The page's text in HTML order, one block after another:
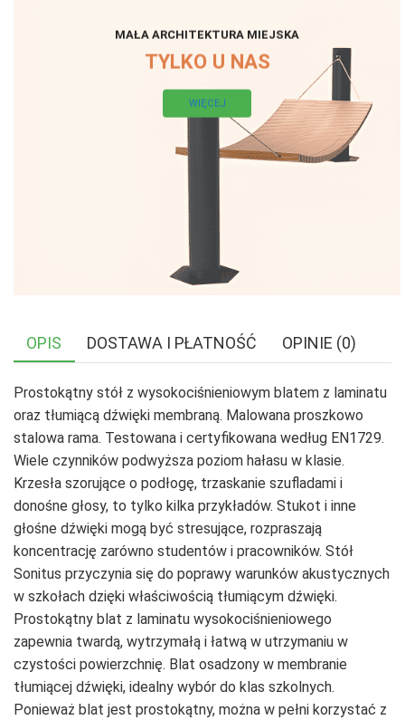
MAŁA ARCHITEKTURA MIEJSKA
TYLKO U NAS
WIĘCEJ
OPIS DOSTAWA I PŁATNOŚĆ OPINIE (0)
Prostokątny stół z wysokociśnieniowym blatem z laminatu
oraz tłumiącą dźwięki membraną. Malowana proszkowo
stalowa rama. Testowana i certyfikowana według EN1729.
Wiele czynników podwyższa poziom hałasu w klasie.
Krzesła szorujące o podłogę, trzaskanie szufladami i
donośne głosy, to tylko kilka przykładów. Stukot i inne
głośne dźwięki mogą być stresujące, rozpraszają
koncentrację zarówno studentów i pracowników. Stół
Sonitus przyczynia się do poprawy warunków akustycznych
w szkołach dzięki właściwością tłumiącym dźwięki.
Prostokątny blat z laminatu wysokociśnieniowego
zapewnia twardą, wytrzymałą i łatwą w utrzymaniu w
czystości powierzchnię. Blat osadzony w membranie
tłumiącej dźwięki, idealny wybór do klas szkolnych.
Ponieważ blat jest prostokątny, można w pełni korzystać z